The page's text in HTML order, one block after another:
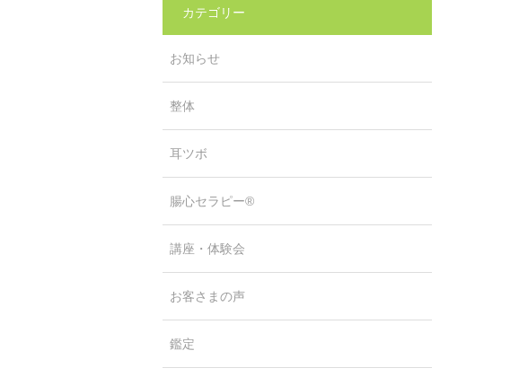
カテゴリー
お知らせ
整体
耳ツボ
腸心セラピー®
講座・体験会
お客さまの声
鑑定